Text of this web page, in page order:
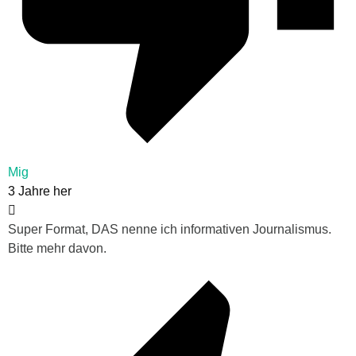
Mig
3 Jahre her
Super Format, DAS nenne ich informativen Journalismus.
Bitte mehr davon.